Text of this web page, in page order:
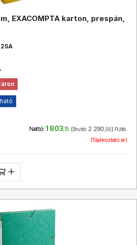
EXACOMPTA karton, prespán,
Nettó: 1 803,15 (Bruttó:2 290,00) Ft/db.
(Tájékoztató ár)